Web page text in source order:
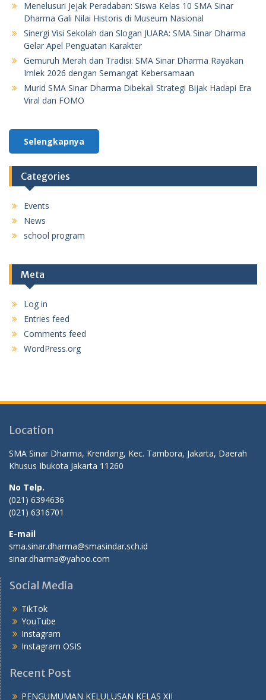
Menelusuri Jejak Peradaban: Siswa Kelas 10 SMA Sinar
Dharma Gali Nilai Historis di Museum Nasional
Sinergi Visi Sekolah dan Slogan JUARA: SMA Sinar Dharma
Gelar Apel Penguatan Karakter
Gemuruh Merah dan Tradisi: SMA Sinar Dharma Rayakan
Imlek 2026 dengan Semangat Kebersamaan
Murid SMA Sinar Dharma Dibekali Strategi Bijak Hadapi Era
Viral dan FOMO
Selengkapnya
Categories
Events
News
school program
Meta
Log in
Entries feed
Comments feed
WordPress.org
Location
SMA Sinar Dharma, Krendang, Kec. Tambora, Jakarta, Daerah
Khusus Ibukota Jakarta 11260
No Telp.
(021) 6394636
(021) 6316701
E-mail
sma.sinar.dharma@smasindar.sch.id
sinar.dharma@yahoo.com
Social Media
TikTok
YouTube
Instagram
Instagram OSIS
Recent Post
PENGUMUMAN KELULUSAN KELAS XII